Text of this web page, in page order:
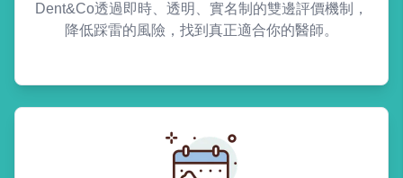
Dent&Co透過即時、透明、實名制的雙邊評價機制，
降低踩雷的風險，找到真正適合你的醫師。